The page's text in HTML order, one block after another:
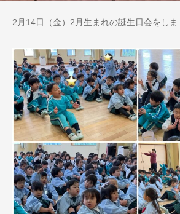
2月14日（金）2月生まれの誕生日会をしま